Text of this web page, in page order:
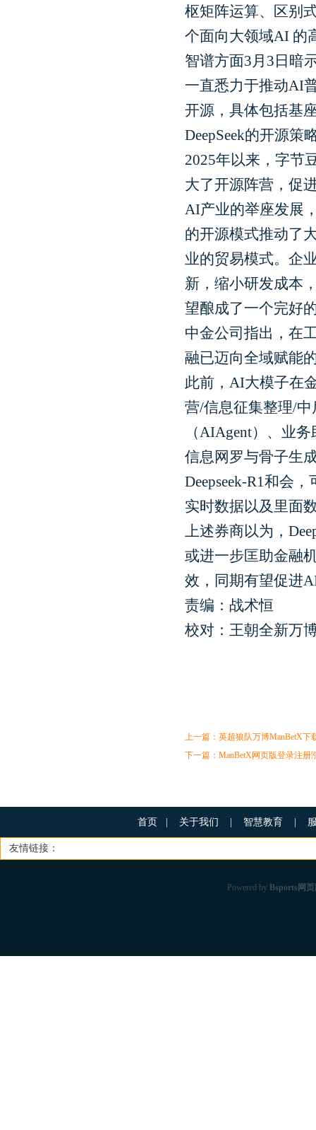
枢矩阵运算、区别
个面向大领域AI 的
智谱方面3月3日暗
一直悉力于推动AI
开源，具体包括基
DeepSeek的开源
2025年以来，字节
大了开源阵营，促
AI产业的举座发展
的开源模式推动了
业的贸易模式。企
新，缩小研发成本
望酿成了一个完好
中金公司指出，在
融已迈向全域赋能
此前，AI大模子在
营/信息征集整理/
（AIAgent）、业
信息网罗与骨子生
Deepseek-R1和会
实时数据以及里面
上述券商以为，
或进一步匡助金融
效，同期有望促进
责编：战术恒
校对：王朝全新万
上一篇： 英超狼队万博ManBetX下
下一篇： ManBetX网页版登录注册
首页 | 关于我们 | 智慧教育 |
友情链接：
Powered by Bsports网